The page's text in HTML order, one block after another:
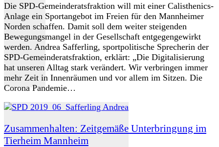
Die SPD-Gemeinderatsfraktion will mit einer Calisthenics-
Anlage ein Sportangebot im Freien für den Mannheimer
Norden schaffen. Damit soll dem weiter steigenden
Bewegungsmangel in der Gesellschaft entgegengewirkt
werden. Andrea Safferling, sportpolitische Sprecherin der
SPD-Gemeinderatsfraktion, erklärt: „Die Digitalisierung
hat unseren Alltag stark verändert. Wir verbringen immer
mehr Zeit in Innenräumen und vor allem im Sitzen. Die
Corona Pandemie…
Zusammenhalten: Zeitgemäße Unterbringung im
Tierheim Mannheim